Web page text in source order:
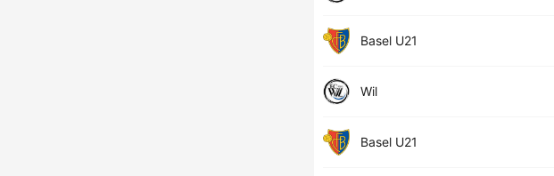
Basel U21
Wil
Basel U21